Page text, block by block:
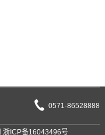
0571-86528888
浙ICP备16043496号